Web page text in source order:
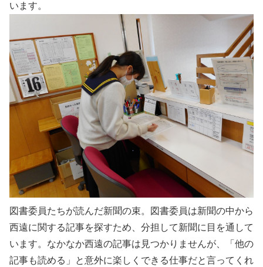
います。
図書委員たちが読んだ新聞の束。図書委員は新聞の中から
西遠に関する記事を探すため、分担して新聞に目を通して
います。なかなか西遠の記事は見つかりませんが、「他の
記事も読める」と意外に楽しくできる仕事だと言ってくれ